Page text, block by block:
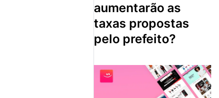
aumentarão as
taxas propostas
pelo prefeito?